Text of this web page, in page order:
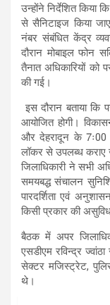
उन्होंने निर्देशित किया
से सैनिटाइज किया
नंबर संबंधित केंद्र
दौरान मोबाइल फोन
तैनात अधिकारियों को
की गई।
इस दौरान बताया
आयोजित होगी।
और देहरादून के 7ः00
लॉकर से उपलब्ध कराए
जिलाधिकारी ने सभी
समयबद्ध संचालन
पारदर्शिता एवं
किसी प्रकार की
बैठक में अपर
एसडीएम रविन्द्र
सेक्टर मजिस्ट्रेट,
थे।